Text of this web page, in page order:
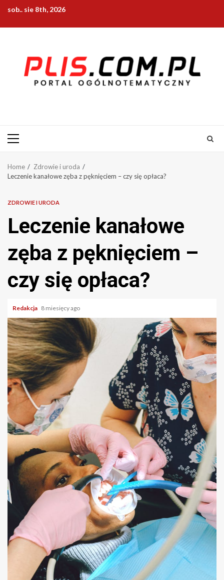
content
sob.. sie 8th, 2026
Primary
Home
Zdrowie i uroda
Leczenie kanałowe zęba z pęknięciem – czy się opłaca?
ZDROWIE I URODA
Leczenie kanałowe
zęba z pęknięciem –
czy się opłaca?
Redakcja 8 miesięcy ago